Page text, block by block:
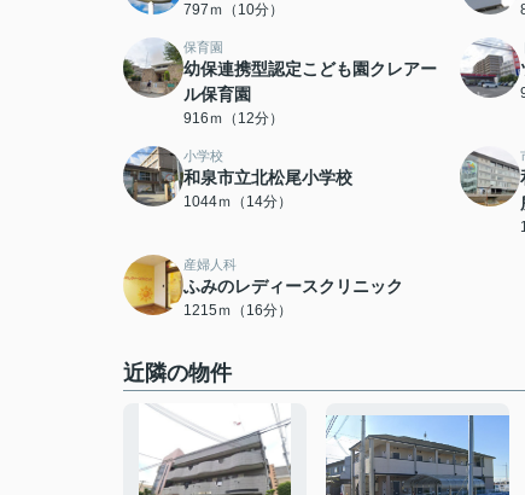
797ｍ（10分）
保育園
幼保連携型認定こども園クレアー
ル保育園
916ｍ（12分）
小学校
和泉市立北松尾小学校
1044ｍ（14分）
産婦人科
ふみのレディースクリニック
1215ｍ（16分）
近隣の物件